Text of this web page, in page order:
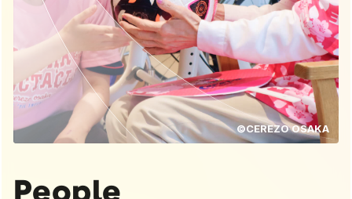
©CEREZO OSAKA
People